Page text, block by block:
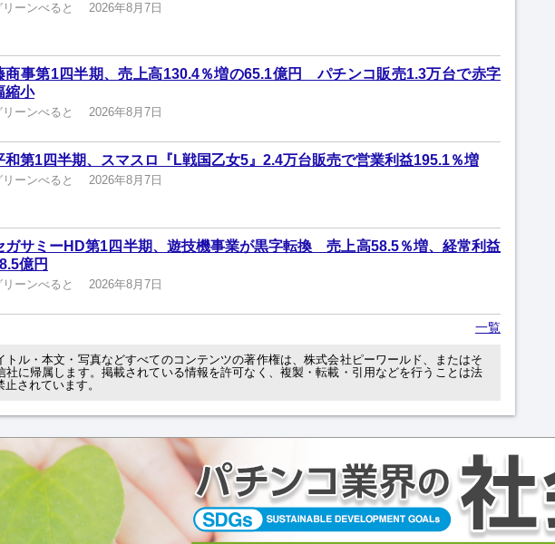
リーンべると 2026年8月7日
商事第1四半期、売上高130.4％増の65.1億円 パチンコ販売1.3万台で赤字
縮小
リーンべると 2026年8月7日
和第1四半期、スマスロ『L戦国乙女5』2.4万台販売で営業利益195.1％増
リーンべると 2026年8月7日
ガサミーHD第1四半期、遊技機事業が黒字転換 売上高58.5％増、経常利益
億円
リーンべると 2026年8月7日
一覧
トル・本文・写真などすべてのコンテンツの著作権は、株式会社ピーワールド、またはそ
社に帰属します。掲載されている情報を許可なく、複製・転載・引用などを行うことは法
されています。